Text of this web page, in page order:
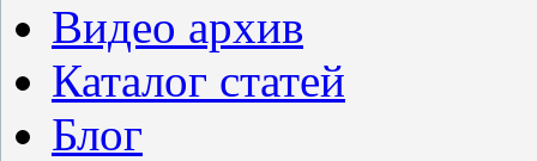
Видео архив
Каталог статей
Блог